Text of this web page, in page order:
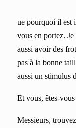
ue pourquoi il est
vous en portez.
aussi avoir des
pas à la bonne
aussi un stimulus
Et vous, êtes-
Messieurs,